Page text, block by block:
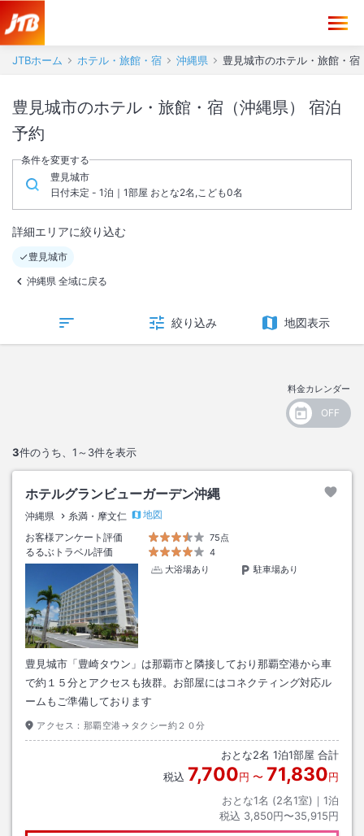
JTBホーム ホテル・旅館・宿 沖縄県 豊見城市のホテル・旅館・宿
豊見城市のホテル・旅館・宿（沖縄県） 宿泊
予約
条件を変更する
豊見城市
日付未定 - 1泊｜1部屋 おとな2名,こども0名
詳細エリアに絞り込む
豊見城市
沖縄県 全域に戻る
絞り込み 地図表示
料金カレンダー
3件のうち、 1～3件を表示
ホテルグランビューガーデン沖縄
沖縄県 糸満・摩文仁
地図
お客様アンケート評価
75点
るるぶトラベル評価
4
大浴場あり
駐車場あり
豊見城市「豊崎タウン」は那覇市と隣接しており那覇空港から車
で約１５分とアクセスも抜群。お部屋にはコネクティング対応ル
ームもご準備しております
アクセス： 那覇空港→タクシー約２０分
おとな2名 1泊1部屋 合計
税込 7,700円 〜 71,830円
おとな1名 (2名1室)｜ 1泊
税込 3,850円〜35,915円